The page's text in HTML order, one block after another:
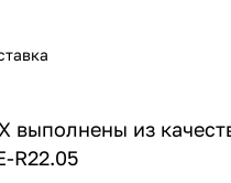
выполнены из
R22.05